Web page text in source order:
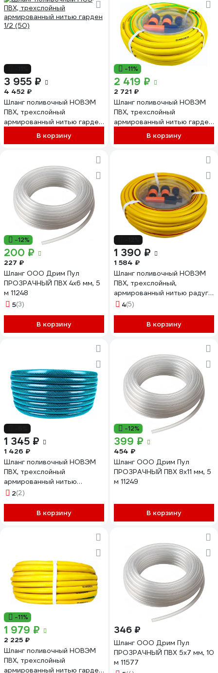
3 955 ₽
4 452 ₽
Шланг поливочный НОВЭМ
ПВХ, трехслойный
армированный нитью гарден
В корзину
-11%
2 419 ₽
2 721 ₽
Шланг поливочный НОВЭМ
ПВХ, трехслойный
армированный нитью гарден
1/2 (25) с фитингом
В корзину
-12%
200 ₽
227 ₽
Шланг ООО Дрим Пул
ПРОЗРАЧНЫЙ ПВХ 4x6 мм, 5
м 11248
5(3)
В корзину
1 390 ₽
1 584 ₽
Шланг поливочный НОВЭМ
ПВХ, трехслойный,
армированный нитью радуга
1/2 (20м) с фитингами
4(5)
В корзину
1 345 ₽
1 426 ₽
Шланг поливочный НОВЭМ
ПВХ, трехслойный
армированный нитью
метеор 3/4 (25м.п.)
2(2)
В корзину
-12%
399 ₽
454 ₽
Шланг ООО Дрим Пул
ПРОЗРАЧНЫЙ ПВХ 8x11 мм, 5
м 11249
В корзину
-11%
1 979 ₽
2 225 ₽
Шланг поливочный НОВЭМ
ПВХ, трехслойный
армированный нитью гарден
346 ₽
Шланг ООО Дрим Пул
ПРОЗРАЧНЫЙ ПВХ 5x7 мм, 10
м 11577